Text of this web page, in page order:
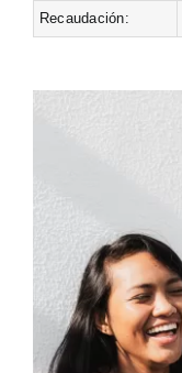
Recaudación: